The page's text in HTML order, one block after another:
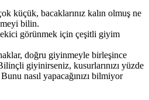
küçük, ba­caklarınız kalın olmuş ne
bilin.
görünmek için çeşitli giyim
doğru giyinmeyle birleşince
giyinirseniz, kusurlarınızı yüzde
nasıl yapacağı­nızı bilmiyor